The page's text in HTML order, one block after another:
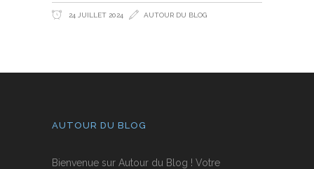
24 JUILLET 2024 AUTOUR DU BLOG
AUTOUR DU BLOG
Bienvenue sur Autour du Blog ! Votre